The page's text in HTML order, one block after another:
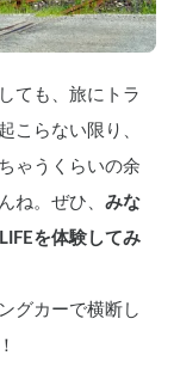
ても、旅にトラ
こらない限り、
ゃうくらいの余
ね。ぜひ、 みな
を体験してみ
グカーで横断し